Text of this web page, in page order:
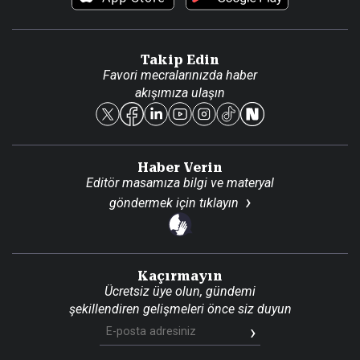
Reklam Ver
Takip Edin
Favori mecralarınızda haber
akışımıza ulaşın
Haber Verin
Editör masamıza bilgi ve materyal
göndermek için tıklayın
Kaçırmayın
Ücretsiz üye olun, gündemi
şekillendiren gelişmeleri önce siz duyun